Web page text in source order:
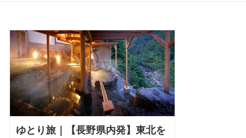
ゆとり旅｜【長野県内発】東北を